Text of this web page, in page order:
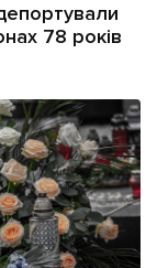
78 років